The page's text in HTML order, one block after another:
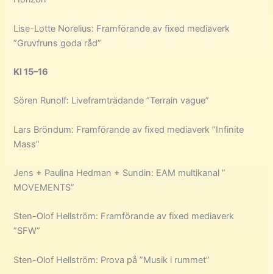
Lise-Lotte Norelius: Framförande av fixed mediaverk
”Gruvfruns goda råd”
Kl 15–16
Sören Runolf: Liveframträdande ”Terrain vague”
Lars Bröndum: Framförande av fixed mediaverk ”Infinite
Mass”
Jens + Paulina Hedman + Sundin: EAM multikanal ”
MOVEMENTS”
Sten-Olof Hellström: Framförande av fixed mediaverk
”SFW”
Sten-Olof Hellström: Prova på ”Musik i rummet”